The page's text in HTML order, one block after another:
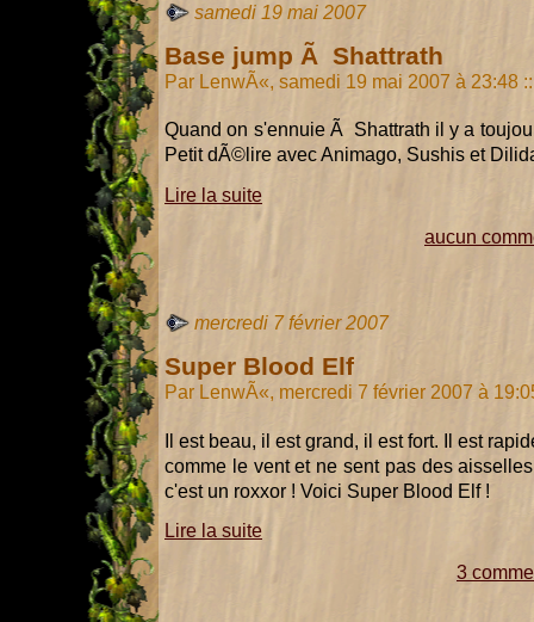
samedi 19 mai 2007
Base jump Ã Shattrath
Par LenwÃ«, samedi 19 mai 2007 à 23:48 ::
Quand on s'ennuie Ã Shattrath il y a
Petit dÃ©lire avec Animago, Sushis et
Lire la suite
aucun
mercredi 7 février 2007
Super Blood Elf
Par LenwÃ«, mercredi 7 février 2007 à
Il est beau, il est grand, il est fort. Il est
comme le vent et ne sent pas des
c'est un roxxor ! Voici Super Blood Elf !
Lire la suite
3